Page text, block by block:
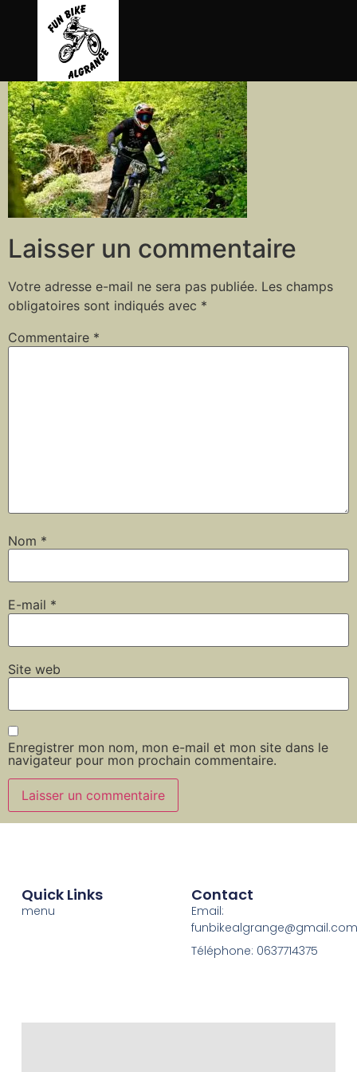
principal
Laisser un commentaire
Votre adresse e-mail ne sera pas publiée. Les champs
obligatoires sont indiqués avec *
Commentaire *
Nom *
E-mail *
Site web
Enregistrer mon nom, mon e-mail et mon site dans le
navigateur pour mon prochain commentaire.
Quick Links
menu
Contact
Email:
funbikealgrange@gmail.com
Téléphone: 0637714375